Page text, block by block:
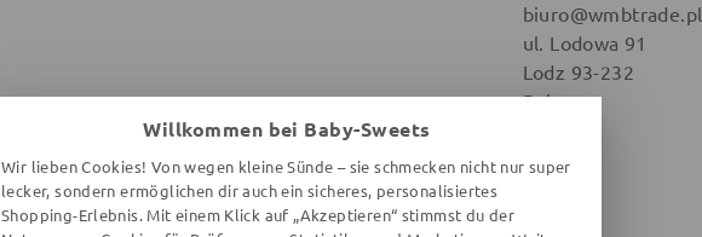
biuro@wmbtrade.pl
ul. Lodowa 91
Lodz 93-232
Polen
Willkommen bei Baby-Sweets
Wir lieben Cookies! Von wegen kleine Sünde – sie schmecken nicht nur super
lecker, sondern ermöglichen dir auch ein sicheres, personalisiertes
Shopping-Erlebnis. Mit einem Klick auf „Akzeptieren“ stimmst du der